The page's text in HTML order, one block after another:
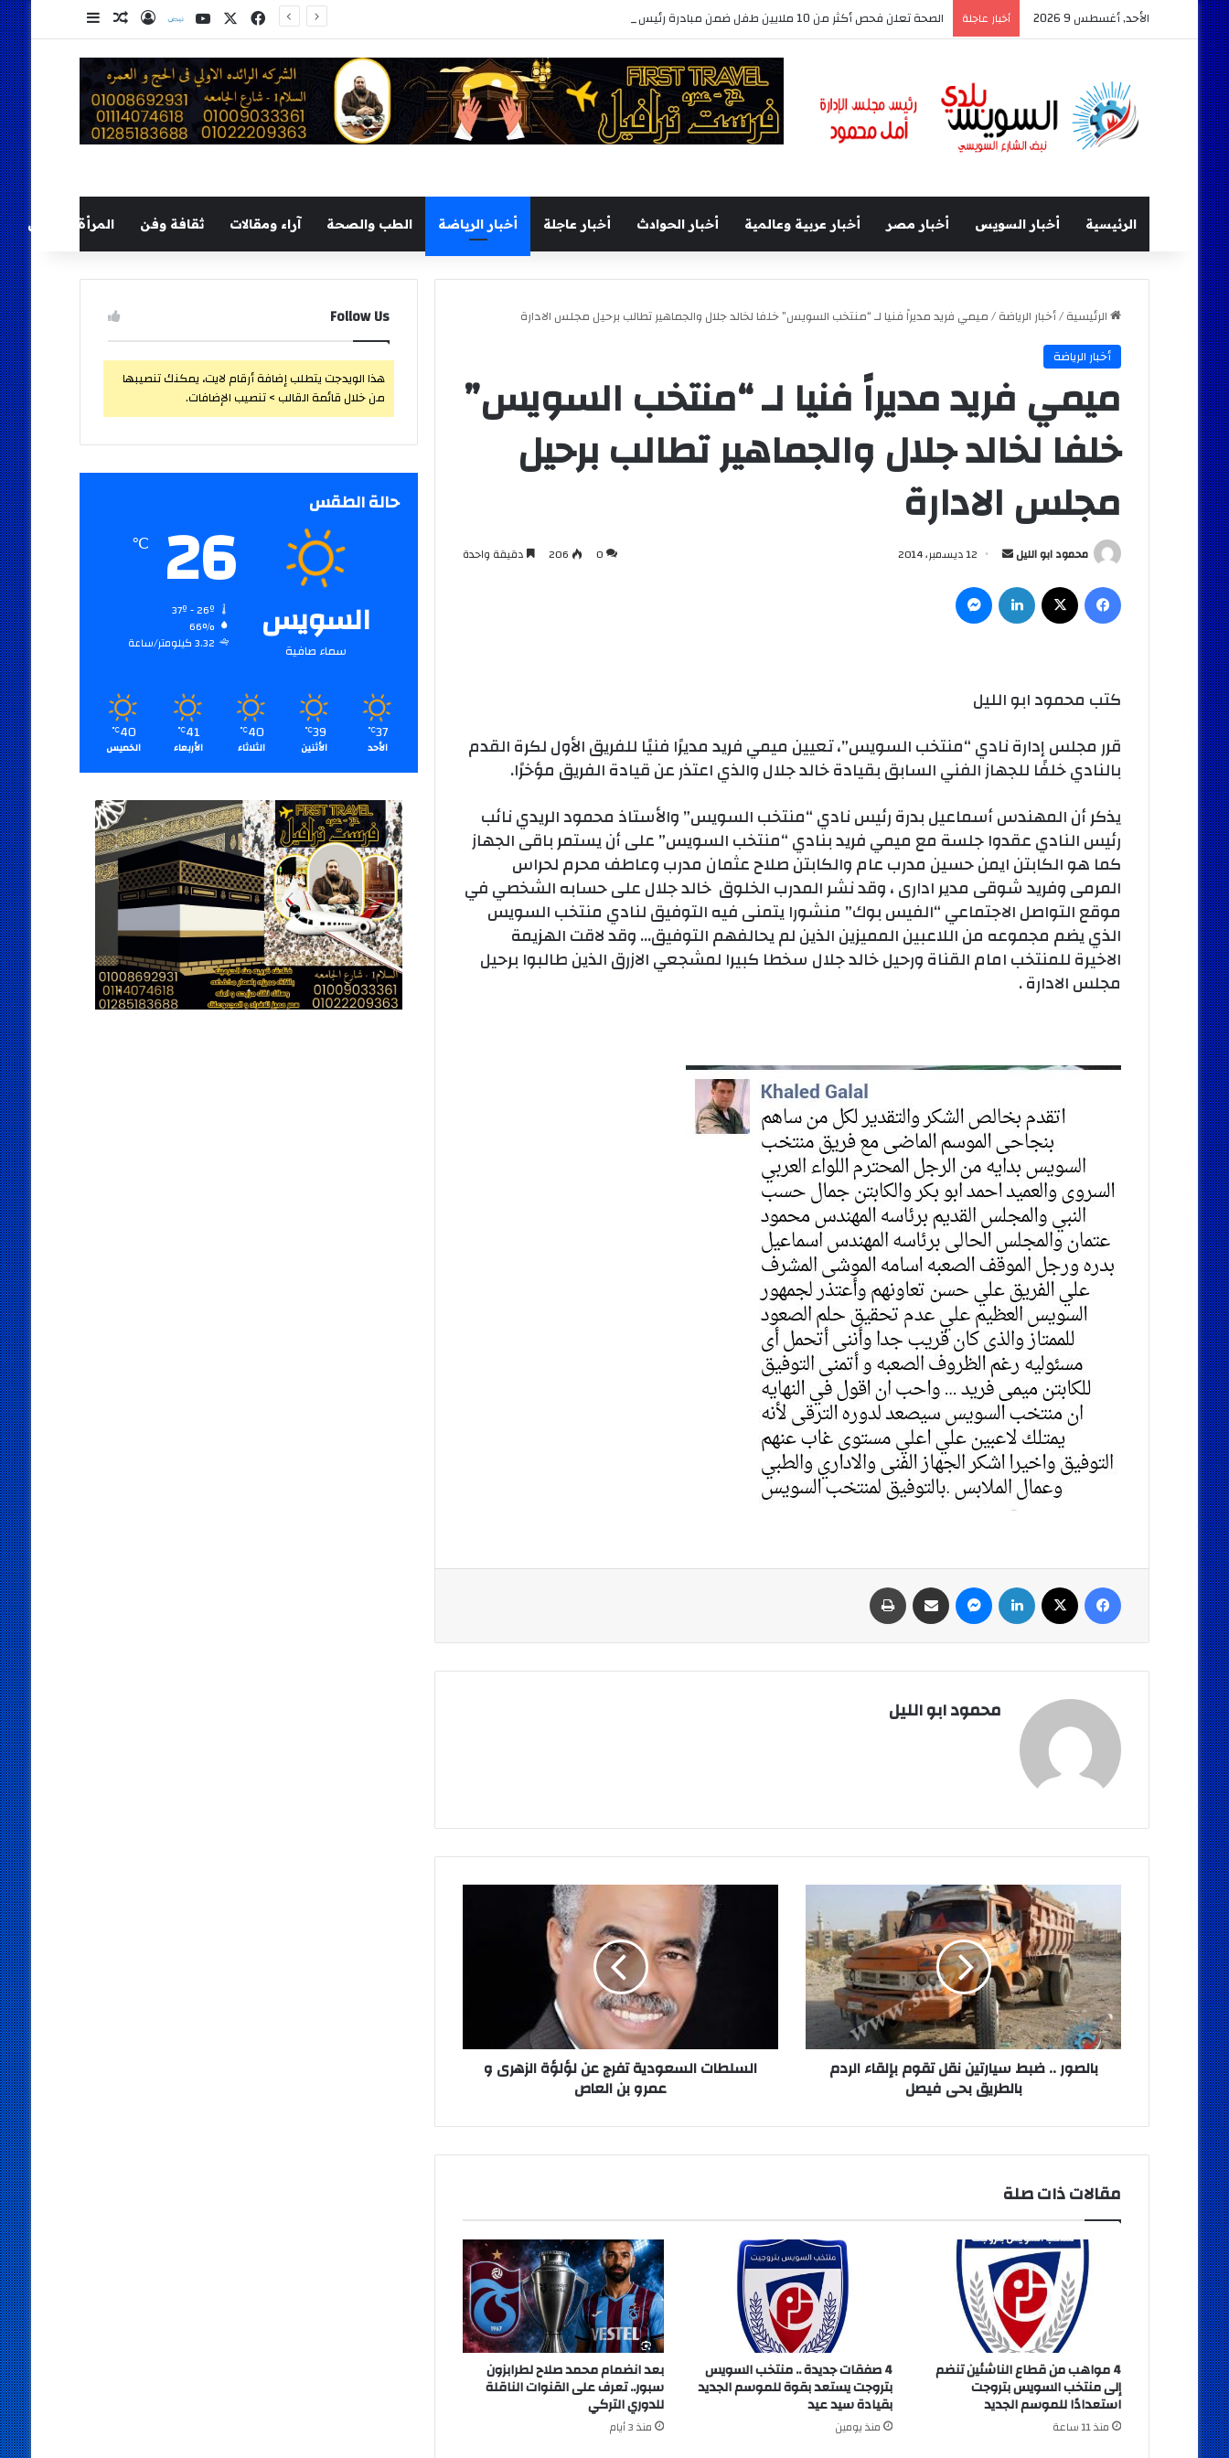
الأحد, أغسطس 9 2026 أخبار عاجلة فيسبوك
‫X
‫YouTube
نلضتسجيل الدخول
مقال عشوائي
إضافة عمود
الرئيسية أخبار السويس أخبار مصر أخبار عربية وعالمية أخبار الحوادث أخبار عاجلة أخبار الرياضة الطب والصحة آراء ومقالات ثقافة وفن المرأة والطفل
الرئيسية/أخبار الرياضة/ميمي فريد مديراً فنيا لـ “منتخب السويس” خلفا لخالد جلال والجماهير تطالب برحيل مجلس الادارة
أخبار الرياضة
ميمي فريد مديراً فنيا لـ “منتخب السويس”
خلفا لخالد جلال والجماهير تطالب برحيل
مجلس الادارة
محمود ابو الليل
أرسل
إلكترونيا
12 ديسمبر، 2014 0
206 دقيقة واحدة
فيسبوك لينكدإن
كتب محمود ابو الليل
قرر مجلس إدارة نادي “منتخب السويس”، تعيين ميمي فريد مديرًا فنيًا للفريق الأول لكرة القدم
بالنادي خلفًا للجهاز الفني السابق بقيادة خالد جلال والذي اعتذر عن قيادة الفريق مؤخرًا.
يذكر أن المهندس أسماعيل بدرة رئيس نادي “منتخب السويس” والأستاذ محمود الريدي نائب
رئيس النادي عقدوا جلسة مع ميمي فريد بنادي “منتخب السويس” على أن يستمر باقى الجهاز
كما هو الكابتن ايمن حسين مدرب عام والكابتن صلاح عثمان مدرب وعاطف محرم لحراس
المرمى وفريد شوقى مدير ادارى ، وقد نشر المدرب الخلوق خالد جلال على حسابه الشخصي في
موقع التواصل الاجتماعي “الفيس بوك” منشورا يتمنى فيه التوفيق لنادي منتخب السويس
الذي يضم مجموعه من اللاعبين المميزين الذين لم يحالفهم التوفيق… وقد لاقت الهزيمة
الاخيرة للمنتخب امام القناة ورحيل خالد جلال سخطا كبيرا لمشجعي الازرق الذين طالبوا برحيل
مجلس الادارة .
فيسبوك لينكدإن ماسنجر مشاركة عبر البريد
محمود ابو الليل
ضبط
سيارتين
نقل
تقوم
بإلقاء
الردم
بالطريق
بالصور .. ضبط سيارتين نقل تقوم بإلقاء الردم
بالطريق بحى فيصل
بن
العاصالسلطات السعودية تفرج عن لؤلؤة الزهرى و
عمرو بن العاص
مقالات ذات صلة
4 مواهب من قطاع الناشئين تنضم
إلى منتخب السويس بتروجت
استعدادًا للموسم الجديد
منذ 11 ساعة
4 صفقات جديدة .. منتخب السويس
بتروجت يستعد بقوة للموسم الجديد
بقيادة سيد عيد
منذ يومين
بعد انضمام محمد صلاح لطرابزون
سبور.. تعرف على القنوات الناقلة
للدوري التركي
منذ 3 أيام
Follow Us
هذا الويدجت يتطلب إضافة أرقام لايت، يمكنك تنصيبها
من خلال قائمة القالب > تنصيب الإضافات.
حالة الطقس
السويس
سماء صافية
26
℃
66%
3.32 كيلومتر/ساعة
37
℃
الأحد
39
℃
الأثنين
40
℃
الثلاثاء
41
℃
الأربعاء
40
℃
الخميس